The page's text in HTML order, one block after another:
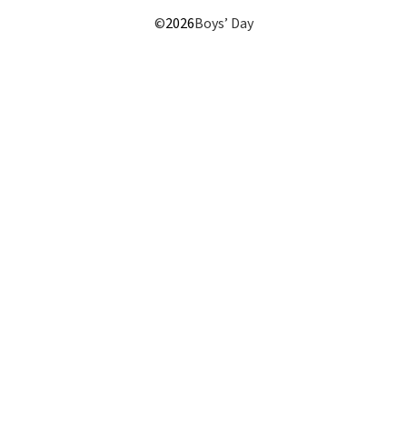
©2026Boys’ Day